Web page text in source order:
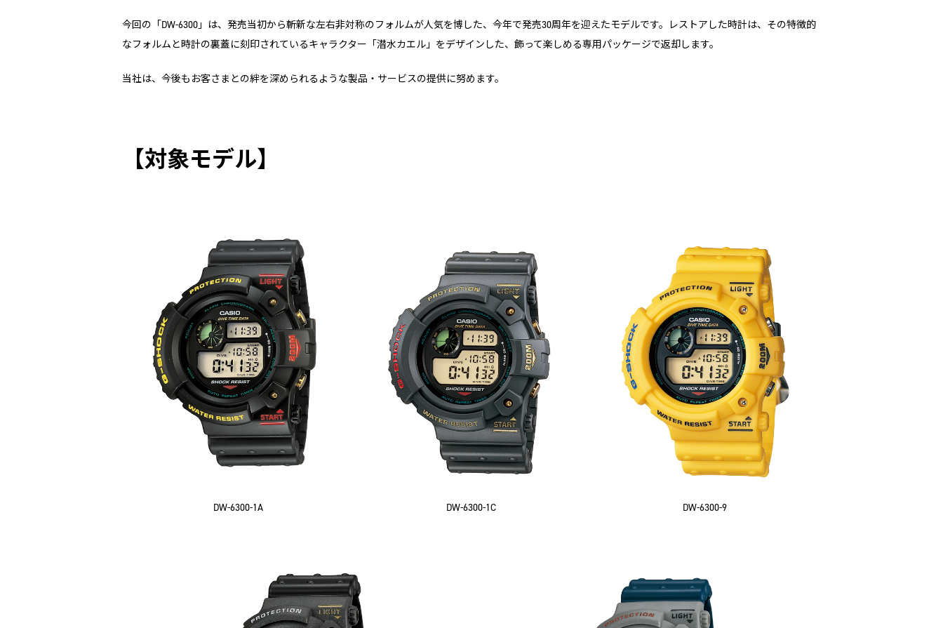
今回の「DW-6300」は、発売当初から斬新な左右非対称のフォルムが人気を博した、今年で発売30周年を迎えたモデルです。レストアした時計は、その特徴的
なフォルムと時計の裏蓋に刻印されているキャラクター「潜水カエル」をデザインした、飾って楽しめる専用パッケージで返却します。
当社は、今後もお客さまとの絆を深められるような製品・サービスの提供に努めます。
【対象モデル】
DW-6300-1A DW-6300-1C DW-6300-9